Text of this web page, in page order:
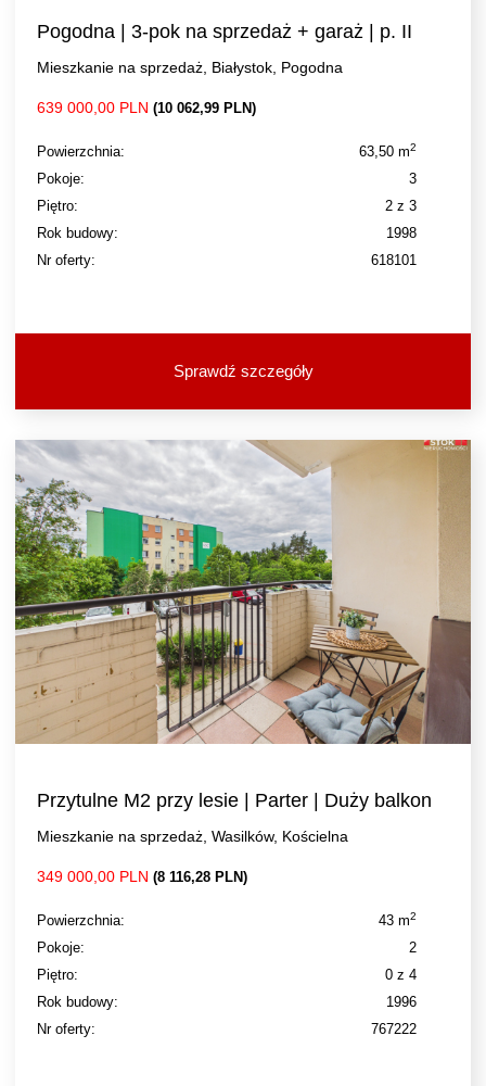
Pogodna | 3-pok na sprzedaż + garaż | p. II
Mieszkanie na sprzedaż, Białystok, Pogodna
639 000,00 PLN (10 062,99 PLN)
Powierzchnia: 63,50 m2
Pokoje:
3
Piętro:
2 z 3
Rok budowy:
1998
Nr oferty:
618101
Sprawdź szczegóły
Przytulne M2 przy lesie | Parter | Duży balkon
Mieszkanie na sprzedaż, Wasilków, Kościelna
349 000,00 PLN (8 116,28 PLN)
Powierzchnia: 43 m2
Pokoje:
2
Piętro:
0 z 4
Rok budowy:
1996
Nr oferty:
767222